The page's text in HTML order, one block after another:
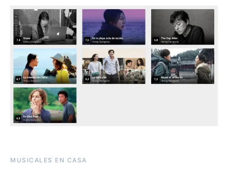
MUSICALES EN CASA